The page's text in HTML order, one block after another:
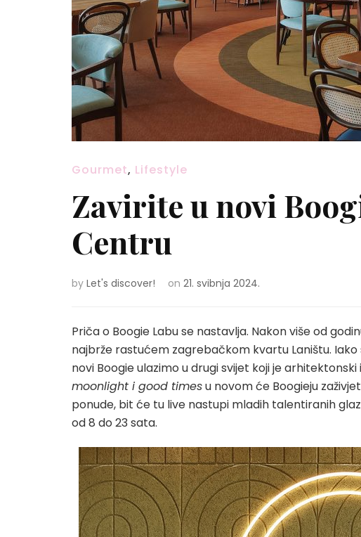
Gourmet, Lifestyle
Zavirite u novi
Centru
by Let's discover! on 21. svibnja 2024.
Priča o Boogie Labu se nastavlja. Nakon više od
najbrže rastućem zagrebačkom kvartu Laništu.
novi Boogie ulazimo u drugi svijet koji je
moonlight i good timesu novom će Boogieju
ponude, bit će tu live nastupi mladih talentiranih
od 8 do 23 sata.